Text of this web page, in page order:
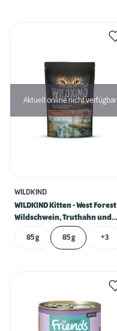
Aktuell online nicht verfügbar
WILDKIND
WILDKIND Kitten - West Forest
Wildschwein, Truthahn und
85 g
85 g +3